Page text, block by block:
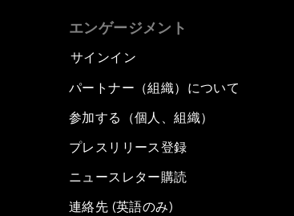
エンゲージメント
サインイン
パートナー（組織）について
参加する（個人、組織）
プレスリリース登録
ニュースレター購読
連絡先 (英語のみ)